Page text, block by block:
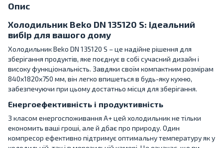
Опис
Холодильник Beko DN 135120 S: ідеальний
вибір для вашого дому
Холодильник Beko DN 135120 S – це надійне рішення для
зберігання продуктів, яке поєднує в собі сучасний дизайн і
високу функціональність. Завдяки своїм компактним розмірам
840х1820х750 мм, він легко впишеться в будь-яку кухню,
забезпечуючи при цьому достатньо місця для зберігання.
Енергоефективність і продуктивність
З класом енергоспоживання A+ цей холодильник не тільки
економить ваші гроші, але й дбає про природу. Один
компресор ефективно підтримує оптимальну температуру як у